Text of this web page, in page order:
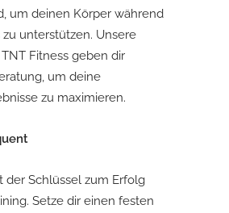
um deinen Körper während
zu unterstützen. Unsere
Fitness geben dir
um deine
zu maximieren.
der Schlüssel zum Erfolg
Setze dir einen festen